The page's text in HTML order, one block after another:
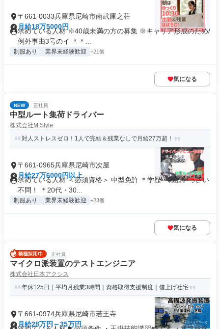
〒661-0033兵庫県尼崎市南武庫之荘
月給18万5000円
求めている人材 ※40歳未満の方の募集 ※キャリア形成のため/
例外事由3号のイ ＊＊...
制服あり 業界未経験歓迎 +21個
気になる
NEW 正社員
中型ルート集荷ドライバー
株式会社M Style
対人ストレスゼロ！1人で完結＆残業なしで月給27万超！
〒661-0965兵庫県尼崎市次屋
月給27万6000円以上
求めている人材 ＜必須資格＞ 中型免許 ＊学歴・職歴いっさい
不問！ ＊20代・30...
制服あり 業界未経験歓迎 +23個
気になる
正社員
マイクロ派装置のテストエンジニア
株式会社日本アクシス
年休125日｜平均月残業3時間｜資格取得支援制度｜借上げ社宅
〒661-0974兵庫県尼崎市若王寺
月給28万円～35万円